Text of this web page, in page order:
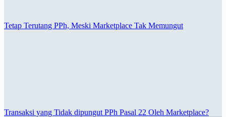
Tetap Terutang PPh, Meski Marketplace Tak Memungut
Transaksi yang Tidak dipungut PPh Pasal 22 Oleh Marketplace?